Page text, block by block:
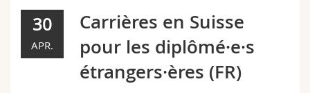
Campus
Forschung
Theologische Fak.
Rechtswissenschaftliche Fak.
Wirtschafts- und Sozialwissenschaftliche Fak.
Informationen für
Studieninteressierte
Ressourcen
Personenverzeichnis
30
APR.
Carrières en Suisse
pour les diplômé·e·s
étrangers·ères (FR)